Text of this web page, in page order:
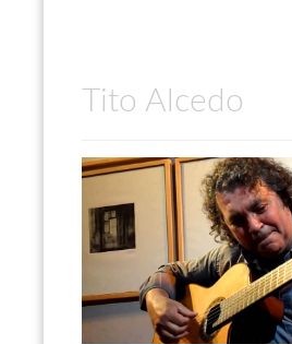
Tito Alcedo